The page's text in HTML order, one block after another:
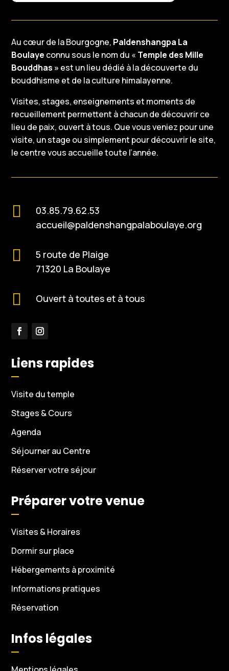
Au cœur de la Bourgogne, Paldenshangpa La
Boulaye connu sous le nom du « Temple des Mille
Bouddhas » est un lieu dédié à la découverte du
bouddhisme et de la culture himalayenne.
Visites, stages, enseignements et moments de
recueillement permettent à chacun de découvrir ce
lieu de paix, ouvert à tous. Que vous veniez pour une
visite, un stage ou simplement pour découvrir le site,
le centre vous accueille toute l’année.

03.85.79.62.53
accueil@paldenshangpalaboulaye.org

5 route de Plaige
71320 La Boulaye
 Ouvert à toutes et à tous
Liens rapides
Visite du temple
Stages & Cours
Agenda
Séjourner au Centre
Réserver votre séjour
Préparer votre venue
Visites & Horaires
Dormir sur place
Hébergements à proximité
Informations pratiques
Réservation
Infos légales